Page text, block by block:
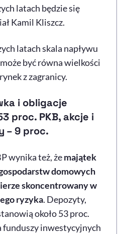
latach będzie się
Kamil Kliszcz.
latach skala napływu
być równa wielkości
z zagranicy.
i obligacje
proc. PKB, akcje i
– 9 proc.
wynika też, żemajątek
domowych
skoncentrowany w
ryzyka. Depozyty,
około 53 proc.
funduszy inwestycyjnych